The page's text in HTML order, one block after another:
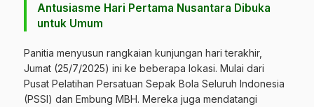
Antusiasme Hari Pertama Nusantara Dibuka
untuk Umum
Panitia menyusun rangkaian kunjungan hari terakhir,
Jumat (25/7/2025) ini ke beberapa lokasi. Mulai dari
Pusat Pelatihan Persatuan Sepak Bola Seluruh Indonesia
(PSSI) dan Embung MBH. Mereka juga mendatangi